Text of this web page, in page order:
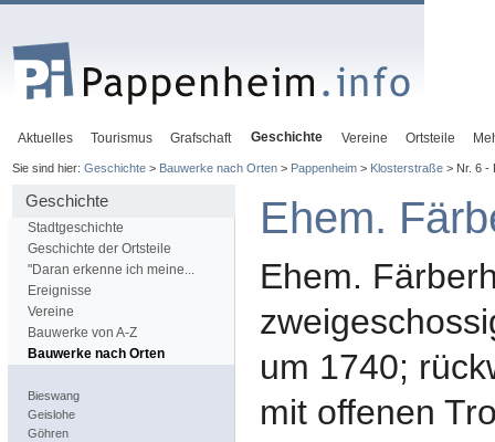
Aktuelles Tourismus Grafschaft Geschichte Vereine Ortsteile
Sie sind hier: Geschichte> Bauwerke nach Orten> Pappenheim> Klosterstraße> Nr. 6 -
Geschichte
Stadtgeschichte
Geschichte der Ortsteile
"Daran erkenne ich meine...
Ereignisse
Vereine
Bauwerke von A-Z
Bauwerke nach Orten
Bieswang
Geislohe
Göhren
Ehem.
Ehem.
um 1740;
mit offenen